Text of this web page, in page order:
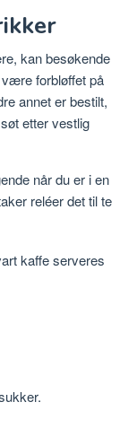
kan besøkende
forbløffet på
annet er bestilt,
etter vestlig
når du er i en
reléer det til te
kaffe serveres